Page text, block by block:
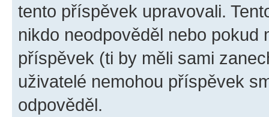
tento příspěvek upravovali.
nikdo neodpověděl nebo pokud
příspěvek (ti by měli sami
uživatelé nemohou příspěvek
odpověděl.